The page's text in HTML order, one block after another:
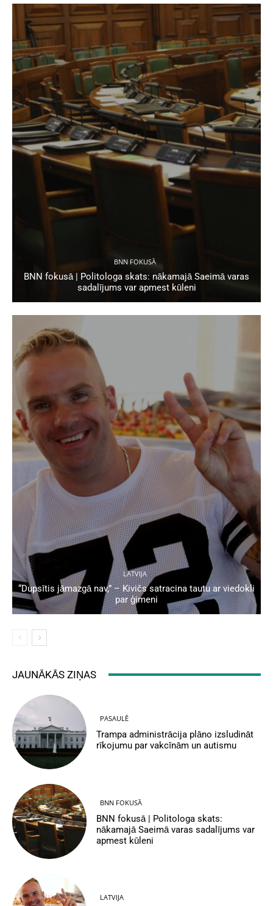
BNN FOKUSĀ
BNN fokusā | Politologa skats: nākamajā Saeimā varas
sadalījums var apmest kūleni
LATVIJA
“Dupsītis jāmazgā nav,” – Kivičs satracina tautu ar viedokli
par ģimeni
JAUNĀKĀS ZIŅAS
PASAULĒ
Trampa administrācija plāno izsludināt
rīkojumu par vakcīnām un autismu
BNN FOKUSĀ
BNN fokusā | Politologa skats:
nākamajā Saeimā varas sadalījums var
apmest kūleni
LATVIJA